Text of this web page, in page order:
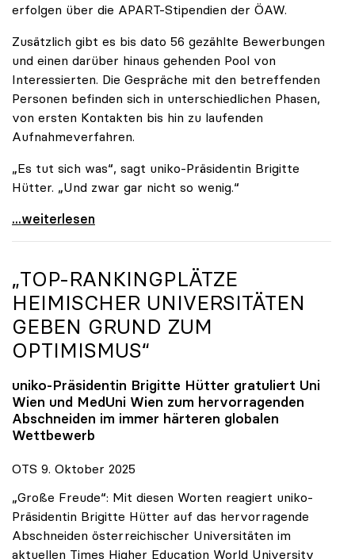
erfolgen über die APART-Stipendien der ÖAW.
Zusätzlich gibt es bis dato 56 gezählte Bewerbungen
und einen darüber hinaus gehenden Pool von
Interessierten. Die Gespräche mit den betreffenden
Personen befinden sich in unterschiedlichen Phasen,
von ersten Kontakten bis hin zu laufenden
Aufnahmeverfahren.
„Es tut sich was“, sagt uniko-Präsidentin Brigitte
Hütter. „Und zwar gar nicht so wenig.“
Reges Interesse von US-Forscher:innen an
...weiterlesen
„TOP-RANKINGPLÄTZE
HEIMISCHER UNIVERSITÄTEN
GEBEN GRUND ZUM
OPTIMISMUS“
uniko-Präsidentin Brigitte Hütter gratuliert Uni
Wien und MedUni Wien zum hervorragenden
Abschneiden im immer härteren globalen
Wettbewerb
OTS 9. Oktober 2025
„Große Freude“: Mit diesen Worten reagiert uniko-
Präsidentin Brigitte Hütter auf das hervorragende
Abschneiden österreichischer Universitäten im
aktuellen Times Higher Education World University